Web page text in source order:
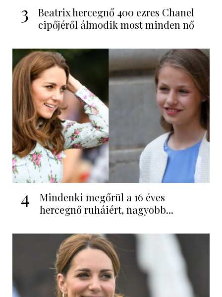
3
Beatrix hercegnő 400 ezres Chanel
cipőjéről álmodik most minden nő
4
Mindenki megőrül a 16 éves
hercegnő ruháiért, nagyobb...